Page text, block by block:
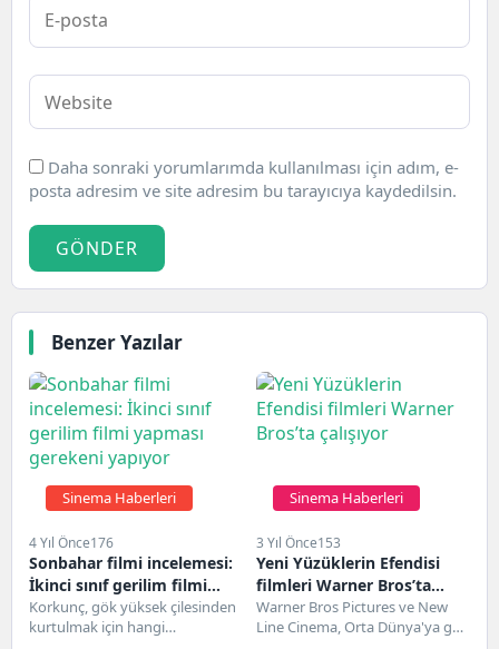
Daha sonraki yorumlarımda kullanılması için adım, e-
posta adresim ve site adresim bu tarayıcıya kaydedilsin.
GÖNDER
Benzer Yazılar
Sinema Haberleri
4 Yıl Önce176
Sonbahar filmi incelemesi:
İkinci sınıf gerilim filmi
yapması gerekeni yapıyor
Korkunç, gök yüksek çilesinden
kurtulmak için hangi
Sinema Haberleri
3 Yıl Önce153
Yeni Yüzüklerin Efendisi
filmleri Warner Bros’ta
çalışıyor
Warner Bros Pictures ve New
Line Cinema, Orta Dünya'ya geri